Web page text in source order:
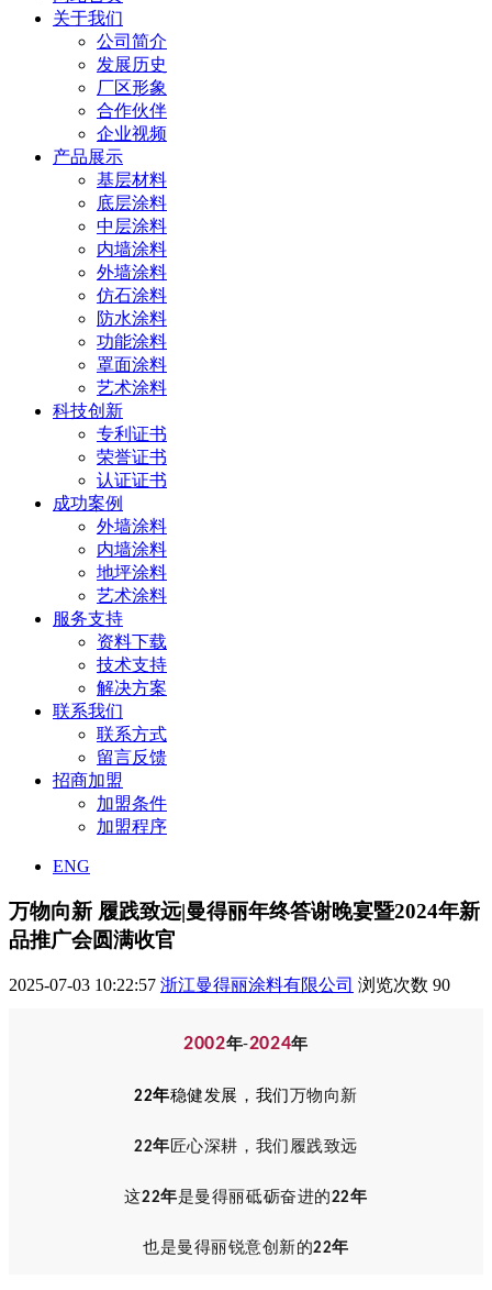
关于我们
公司简介
发展历史
厂区形象
合作伙伴
企业视频
产品展示
基层材料
底层涂料
中层涂料
内墙涂料
外墙涂料
仿石涂料
防水涂料
功能涂料
罩面涂料
艺术涂料
科技创新
专利证书
荣誉证书
认证证书
成功案例
外墙涂料
内墙涂料
地坪涂料
艺术涂料
服务支持
资料下载
技术支持
解决方案
联系我们
联系方式
留言反馈
招商加盟
加盟条件
加盟程序
ENG
万物向新 履践致远|曼得丽年终答谢晚宴暨2024年新
品推广会圆满收官
2025-07-03 10:22:57 浙江曼得丽涂料有限公司 浏览次数 90
2002年-2024年
22年稳健发展，我们万物向新
22年匠心深耕，我们履践致远
这22年是曼得丽砥砺奋进的22年
也是曼得丽锐意创新的22年